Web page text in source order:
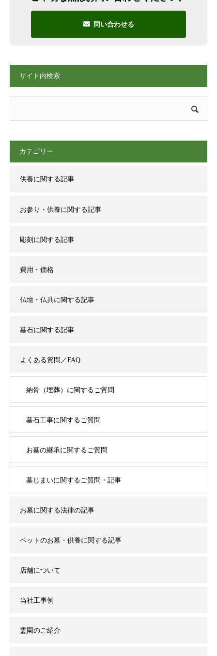
問い合わせる
サイト内検索
カテゴリー
供養に関する記事
お参り・供養に関する記事
彫刻に関する記事
費用・価格
仏壇・仏具に関する記事
墓石に関する記事
よくある質問／FAQ
納骨（埋葬）に関するご質問
墓石工事に関するご質問
お墓の継承に関するご質問
墓じまいに関するご質問・記事
お墓に関する法律の記事
ペットのお墓・供養に関する記事
店舗について
当社工事例
霊園のご紹介